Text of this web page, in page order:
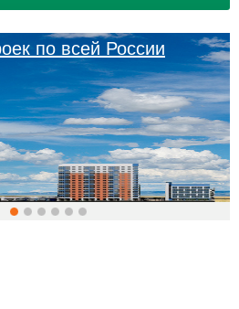
по всей России